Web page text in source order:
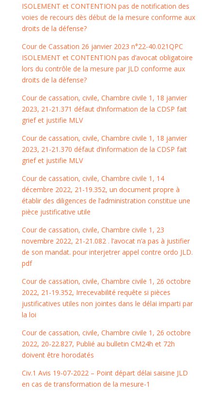
ISOLEMENT et CONTENTION pas de notification des
voies de recours dès début de la mesure conforme aux
droits de la défense?
Cour de Cassation 26 janvier 2023 n°22-40.021QPC
ISOLEMENT et CONTENTION pas d’avocat obligatoire
lors du contrôle de la mesure par JLD conforme aux
droits de la défense?
Cour de cassation, civile, Chambre civile 1, 18 janvier
2023, 21-21.371 défaut d’information de la CDSP fait
grief et justifie MLV
Cour de cassation, civile, Chambre civile 1, 18 janvier
2023, 21-21.370 défaut d’information de la CDSP fait
grief et justifie MLV
Cour de cassation, civile, Chambre civile 1, 14
décembre 2022, 21-19.352, un document propre à
établir des diligences de l’administration constitue une
pièce justificative utile
Cour de cassation, civile, Chambre civile 1, 23
novembre 2022, 21-21.082 . l’avocat n’a pas à justifier
de son mandat. pour interjetrer appel contre ordo JLD.
pdf
Cour de cassation, civile, Chambre civile 1, 26 octobre
2022, 21-19.352, Irrecevabilité requête si pièces
justificatives utiles non jointes dans le délai imparti par
la loi
Cour de cassation, civile, Chambre civile 1, 26 octobre
2022, 20-22.827, Publié au bulletin CM24h et 72h
doivent être horodatés
Civ.1 Avis 19-07-2022 – Point départ délai saisine JLD
en cas de transformation de la mesure-1